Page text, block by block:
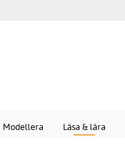
Modellera Läsa & lära